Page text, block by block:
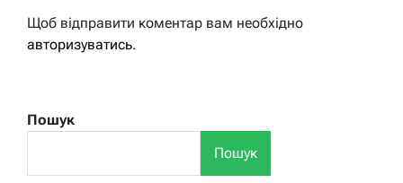
Щоб відправити коментар вам необхідно
авторизуватись.
Пошук
Пошук